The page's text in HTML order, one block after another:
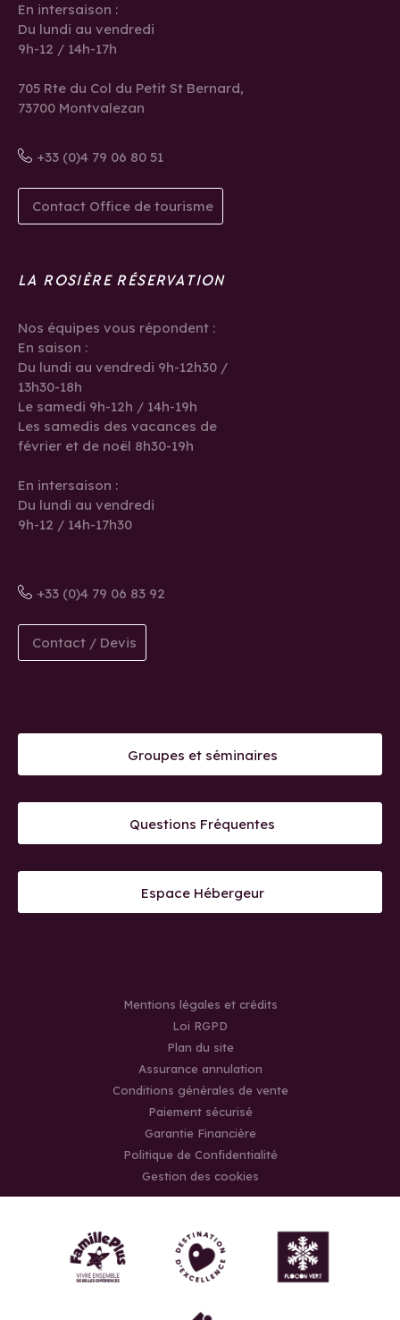
En intersaison :
Du lundi au vendredi
9h-12 / 14h-17h
705 Rte du Col du Petit St Bernard,
73700 Montvalezan
+33 (0)4 79 06 80 51
Contact Office de tourisme
LA ROSIÈRE RÉSERVATION
Nos équipes vous répondent :
En saison :
Du lundi au vendredi 9h-12h30 /
13h30-18h
Le samedi 9h-12h / 14h-19h
Les samedis des vacances de
février et de noël 8h30-19h
En intersaison :
Du lundi au vendredi
9h-12 / 14h-17h30
+33 (0)4 79 06 83 92
Contact / Devis
Groupes et séminaires
Questions Fréquentes
Espace Hébergeur
Mentions légales et crédits
Loi RGPD
Plan du site
Assurance annulation
Conditions générales de vente
Paiement sécurisé
Garantie Financière
Politique de Confidentialité
Gestion des cookies